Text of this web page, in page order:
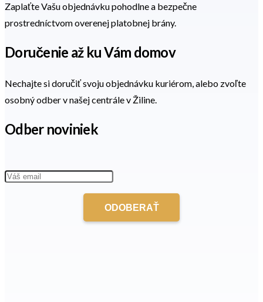
Zaplaťte Vašu objednávku pohodlne a bezpečne
prostredníctvom overenej platobnej brány.
Doručenie až ku Vám domov
Nechajte si doručiť svoju objednávku kuriérom, alebo zvoľte
osobný odber v našej centrále v Žiline.
Odber noviniek